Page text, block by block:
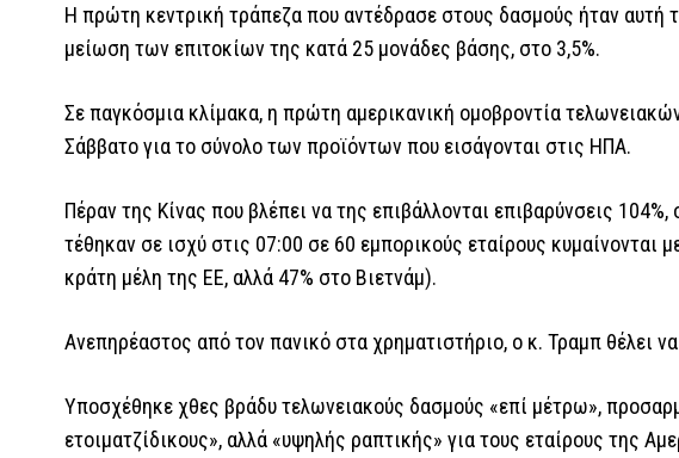
Η πρώτη κεντρική τράπεζα που αντέδρασε στους δασμούς ήταν αυτή
μείωση των επιτοκίων της κατά 25 μονάδες βάσης, στο 3,5%.
Σε παγκόσμια κλίμακα, η πρώτη αμερικανική ομοβροντία
Σάββατο για το σύνολο των προϊόντων που εισάγονται στις ΗΠΑ.
Πέραν της Κίνας που βλέπει να της επιβάλλονται επιβαρύνσεις 104%,
τέθηκαν σε ισχύ στις 07:00 σε 60 εμπορικούς εταίρους κυμαίνονται
κράτη μέλη της ΕΕ, αλλά 47% στο Βιετνάμ).
Ανεπηρέαστος από τον πανικό στα χρηματιστήριο, ο κ. Τραμπ θέλει
Υποσχέθηκε χθες βράδυ τελωνειακούς δασμούς «επί μέτρω»,
ετοιματζίδικους», αλλά «υψηλής ραπτικής» για τους εταίρους της